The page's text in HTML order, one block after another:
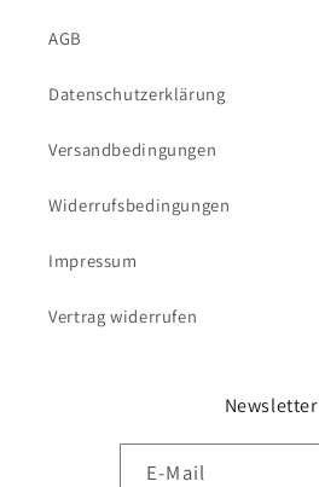
AGB
Datenschutzerklärung
Versandbedingungen
Widerrufsbedingungen
Impressum
Vertrag widerrufen
Newsletter
E-Mail